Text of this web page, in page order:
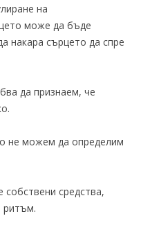
на
може да бъде
накара сърцето да спре
да признаем, че
не можем да определим
средства,
ритъм.